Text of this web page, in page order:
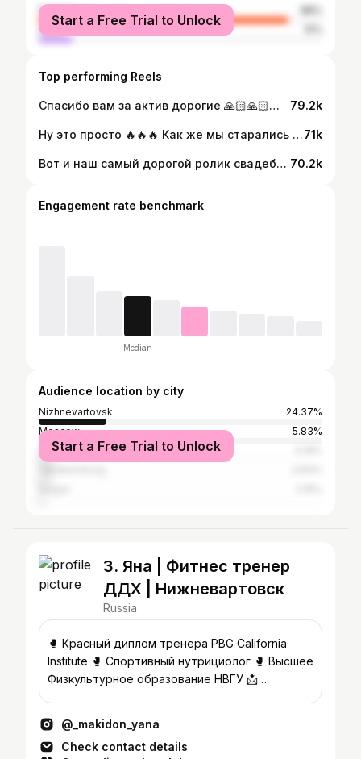
female
male
Start a Free Trial to Unlock
Top performing Reels
Спасибо вам за актив дорогие 🙏🏻🙏🏻🙏🏻🙏🏻 Безумно приятно читать ваши комментарии 🔥 Столько у меня было препятствии, думала не смогу вам показать этот образ 🙏🏻 79.2k
Ну это просто 🔥🔥🔥 Как же мы старались , с первого раза нам удалось сделать этот кадр Мои Мега талантливые Девочки @gulu_team_dommodisv @khalima_team_dommodisv . Я так горжусь вами 👏 Наш незаменимый и лучший @rafael__videographer Спасибо тебе роскошные кадры 🙏 @parksideinn_nv86 вам равный нет в нашем городе. Спасибо вам за гостеприимство . роскошный декор свадебный от @samira_wedding_decor71k
Вот и наш самый дорогой ролик свадебной коллекций ОТ ДОМА МОДЫ SV —————————————————————————————————-над образом работали @nurana_team_dommodisv @svetlana.dommodisvv —————————————————————————————————над роликом работал @rafael__videographer ————————————————————————————————— 70.2k
Engagement rate benchmark
Median
Audience location by city
Nizhnevartovsk
24.37%
Moscow
5.83%
Baku
Start a Free Trial to Unlock
3. Яна | Фитнес тренер
ДДХ | Нижневартовск
Russia
🥊 Красный диплом тренера PBG California
Institute 🥊 Спортивный нутрициолог 🥊 Высшее
Физкультурное образование НВГУ 📩
@_makidon_yana
Check contact details